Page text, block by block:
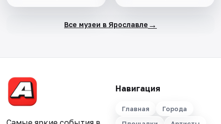
Все музеи в Ярославле →
Навигация
Главная
Города